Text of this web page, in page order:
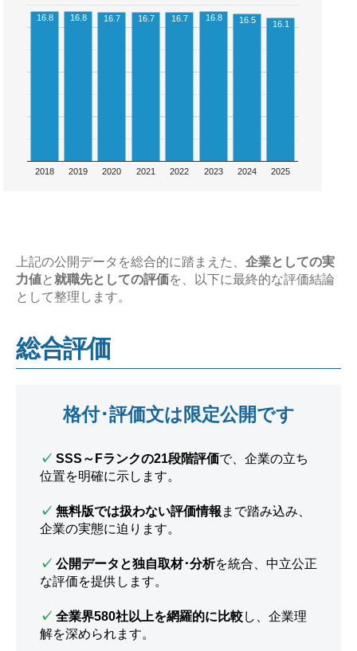
2018 2019 2020 2021 2022 2023 2024 2025
16.8 16.8 16.7 16.7 16.7 16.8 16.5 16.1
上記の公開データを総合的に踏まえた、 企業としての実
力値と就職先としての評価を、以下に最終的な評価結論
として整理します。
総合評価
格付･評価文は限定公開です
✓ SSS～Fランクの21段階評価で、企業の立ち
位置を明確に示します。
✓ 無料版では扱わない評価情報 まで踏み込み、
企業の実態に迫ります。
✓ 公開データと独自取材･分析を統合、中立公正
な評価を提供します。
✓ 全業界580社以上を網羅的に比較し、企業理
解を深められます。